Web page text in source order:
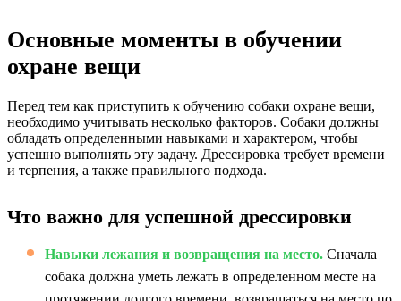
Основные моменты в обучении
охране вещи
Перед тем как приступить к обучению собаки охране вещи,
необходимо учитывать несколько факторов. Собаки должны
обладать определенными навыками и характером, чтобы
успешно выполнять эту задачу. Дрессировка требует времени
и терпения, а также правильного подхода.
Что важно для успешной дрессировки
Навыки лежания и возвращения на место. Сначала
собака должна уметь лежать в определенном месте на